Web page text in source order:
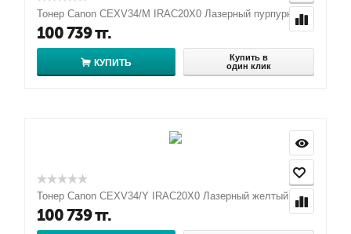
Тонер Canon CEXV34/M IRAC20X0 Лазерный пурпурный
100 739тг.
КУПИТЬ
Купить в
один клик
Тонер Canon CEXV34/Y IRAC20X0 Лазерный желтый
100 739тг.